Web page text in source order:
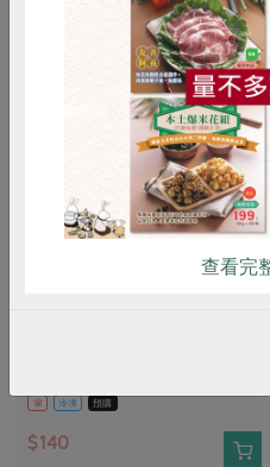
葷 冷凍 預購
$140
RPET
雞蛋 食安
查看完